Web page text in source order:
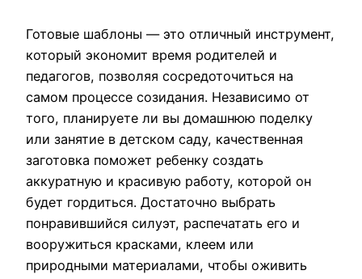
Готовые шаблоны — это отличный инструмент,
который экономит время родителей и
педагогов, позволяя сосредоточиться на
самом процессе созидания. Независимо от
того, планируете ли вы домашнюю поделку
или занятие в детском саду, качественная
заготовка поможет ребенку создать
аккуратную и красивую работу, которой он
будет гордиться. Достаточно выбрать
понравившийся силуэт, распечатать его и
вооружиться красками, клеем или
природными материалами, чтобы оживить